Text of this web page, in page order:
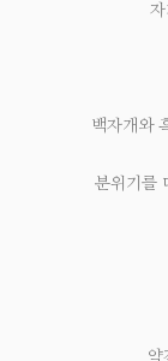
백자개와
분위기를
약